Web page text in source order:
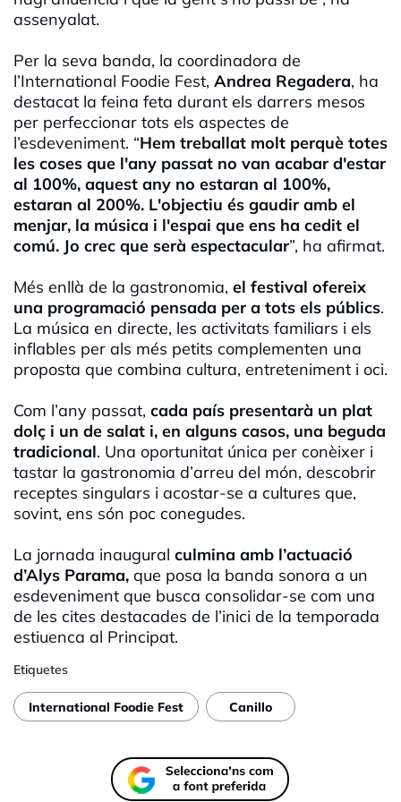
assenyalat.
Per la seva banda, la coordinadora de
l’International Foodie Fest, Andrea Regadera, ha
destacat la feina feta durant els darrers mesos
per perfeccionar tots els aspectes de
l’esdeveniment. “Hem treballat molt perquè totes
les coses que l'any passat no van acabar d'estar
al 100%, aquest any no estaran al 100%,
estaran al 200%. L'objectiu és gaudir amb el
menjar, la música i l'espai que ens ha cedit el
comú. Jo crec que serà espectacular”, ha afirmat.
Més enllà de la gastronomia, el festival ofereix
una programació pensada per a tots els públics.
La música en directe, les activitats familiars i els
inflables per als més petits complementen una
proposta que combina cultura, entreteniment i oci.
Com l’any passat, cada país presentarà un plat
dolç i un de salat i, en alguns casos, una beguda
tradicional. Una oportunitat única per conèixer i
tastar la gastronomia d’arreu del món, descobrir
receptes singulars i acostar-se a cultures que,
sovint, ens són poc conegudes.
La jornada inaugural culmina amb l’actuació
d’Alys Parama, que posa la banda sonora a un
esdeveniment que busca consolidar-se com una
de les cites destacades de l’inici de la temporada
estiuenca al Principat.
Etiquetes
International Foodie Fest Canillo